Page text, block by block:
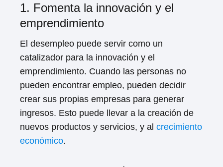
1. Fomenta la innovación y el
emprendimiento
El desempleo puede servir como un
catalizador para la innovación y el
emprendimiento. Cuando las personas no
pueden encontrar empleo, pueden decidir
crear sus propias empresas para generar
ingresos. Esto puede llevar a la creación de
nuevos productos y servicios, y al crecimiento
económico.